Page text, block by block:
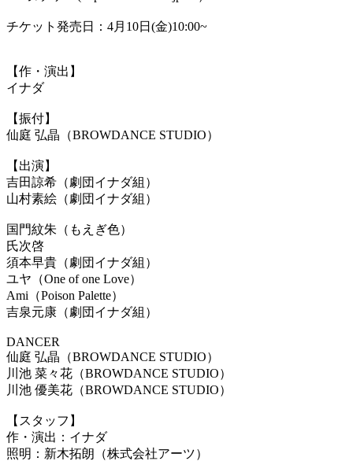
チケット発売日：4月10日(金)10:00~
【作・演出】
イナダ
【振付】
仙庭 弘晶（BROWDANCE STUDIO）
【出演】
吉田諒希（劇団イナダ組）
山村素絵（劇団イナダ組）
国門紋朱（もえぎ色）
氏次啓
須本早貴（劇団イナダ組）
ユヤ（One of one Love）
Ami（Poison Palette）
吉泉元康（劇団イナダ組）
DANCER
仙庭 弘晶（BROWDANCE STUDIO）
川池 菜々花（BROWDANCE STUDIO）
川池 優美花（BROWDANCE STUDIO）
【スタッフ】
作・演出：イナダ
照明：新木拓朗（株式会社アーツ）